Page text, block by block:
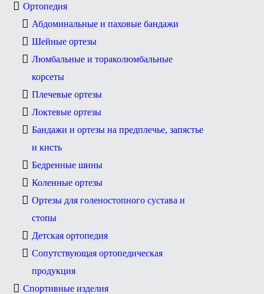
Ортопедия
Абдоминальные и паховые бандажи
Шейные ортезы
Люмбальные и тораколюмбальные
корсеты
Плечевые ортезы
Локтевые ортезы
Бандажи и ортезы на предплечье, запястье
и кисть
Бедренные шины
Коленные ортезы
Ортезы для голеностопного сустава и
стопы
Детская ортопедия
Сопутствующая ортопедическая
продукция
Спортивные изделия